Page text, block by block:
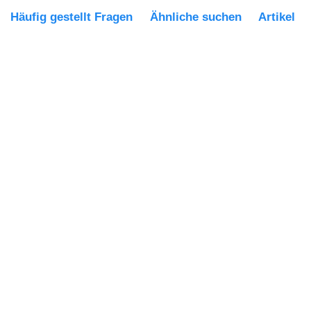
Häufig gestellt Fragen Ähnliche suchen Artikel